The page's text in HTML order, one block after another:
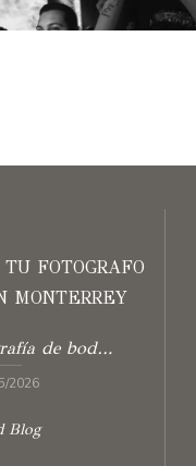
FOTOGRAFO
MONTERREY
Guía de fotografía de boda con storytelling
2026
Blog